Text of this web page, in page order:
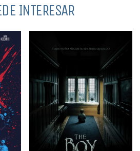
INTERESAR